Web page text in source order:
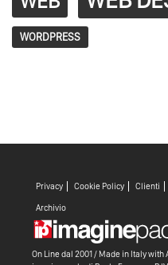
WORDPRESS
Privacy Cookie Policy Clienti
Archivio
On Line dal 2001 / Made in Italy with